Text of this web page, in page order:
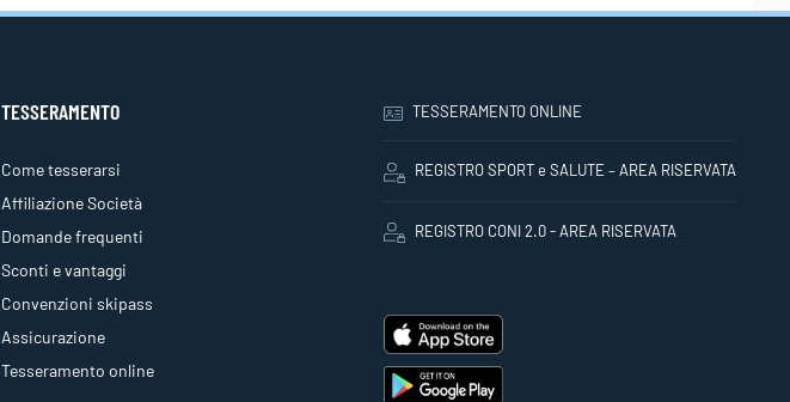
TESSERAMENTO
Come tesserarsi
Affiliazione Società
Domande frequenti
Sconti e vantaggi
Convenzioni skipass
Assicurazione
Tesseramento online
TESSERAMENTO ONLINE
REGISTRO SPORT e SALUTE – AREA RISERVATA
REGISTRO CONI 2.0 - AREA RISERVATA